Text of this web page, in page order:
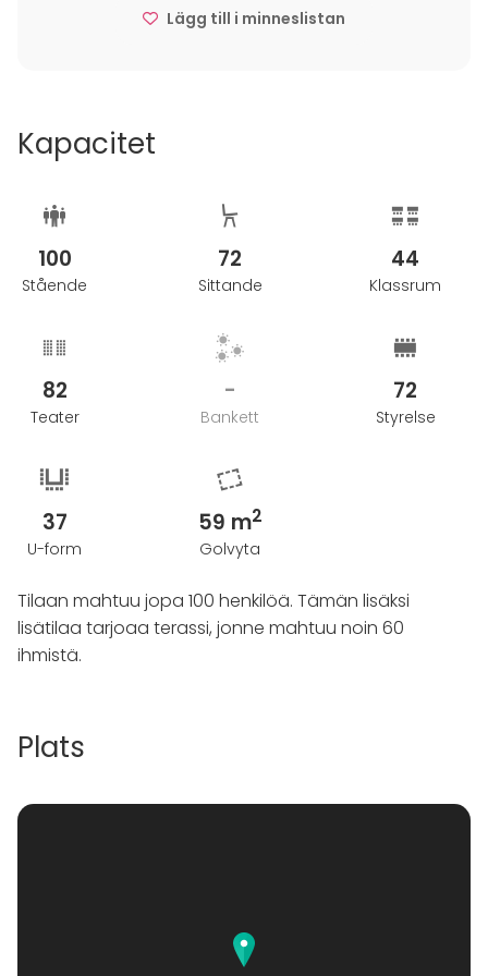
Soutupaviljonki sijaitsee hyvien kulkuyhteyksien
juhlatilaa, sovi tapaamisesta erikseen myyntipalvelun
kanssa
Lägg till i minneslistan
Kapacitet
100
Stående
72
Sittande
44
Klassrum
82
Teater
-
Bankett
72
Styrelse
37
U-form
59 m2
Golvyta
Tilaan mahtuu jopa 100 henkilöä. Tämän lisäksi
lisätilaa tarjoaa terassi, jonne mahtuu noin 60
ihmistä.
Plats